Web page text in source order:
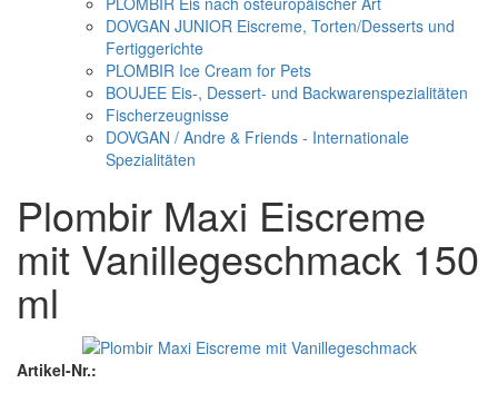
DOVGAN JUNIOR Eiscreme, Torten/Desserts und
Fertiggerichte
PLOMBIR Ice Cream for Pets
BOUJEE Eis-, Dessert- und Backwarenspezialitäten
Fischerzeugnisse
DOVGAN / Andre & Friends - Internationale
Spezialitäten
Plombir Maxi Eiscreme
mit Vanillegeschmack 150
ml
Artikel-Nr.: